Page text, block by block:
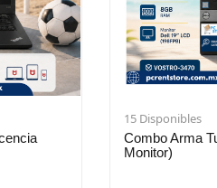
15 Disponibles
Combo Arma Tu
Monitor)